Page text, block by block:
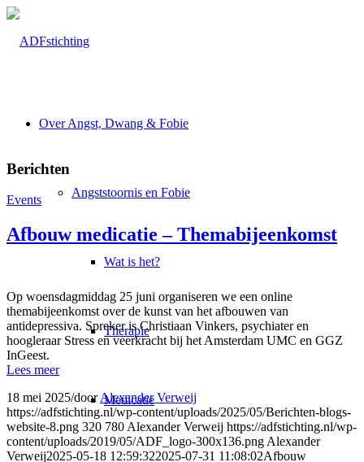
Over Angst, Dwang & Fobie
Angststoornis en Fobie
Wat is het?
Therapie
Medicatie
Berichten
Events
Afbouw medicatie – Themabijeenkomst
Op woensdagmiddag 25 juni organiseren we een online
themabijeenkomst over de kunst van het afbouwen van
antidepressiva. Spreker is Christiaan Vinkers, psychiater en
hoogleraar Stress en veerkracht bij het Amsterdam UMC en GGZ
InGeest.
Lees meer
18 mei 2025/doorAlexander Verweij
https://adfstichting.nl/wp-content/uploads/2025/05/Berichten-blogs-
website-8.png 320 780 Alexander Verweij https://adfstichting.nl/wp-
content/uploads/2019/05/ADF_logo-300x136.png Alexander
Verweij2025-05-18 12:59:322025-07-31 11:08:02Afbouw